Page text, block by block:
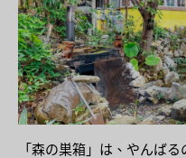
「森の巣箱」は、やんば